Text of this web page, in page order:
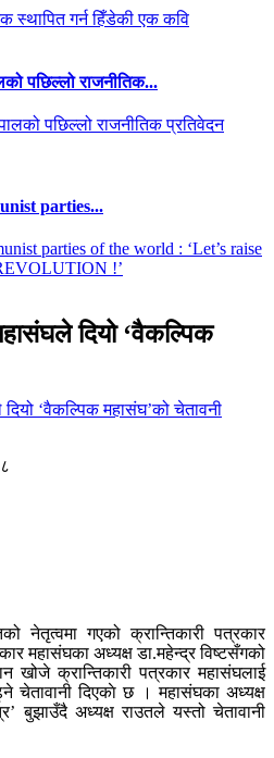
पछिल्लो राजनीतिक...
parties...
दियो ‘वैकल्पिक
नेतृत्वमा गएको क्रान्तिकारी पत्रकार
महासंघका अध्यक्ष डा.महेन्द्र विष्टसँगको
क्रान्तिकारी पत्रकार महासंघलाई
चेतावानी दिएकाे छ । महासंघका अध्यक्ष
बुझाउँदै अध्यक्ष राउतले यस्तो चेतावानी